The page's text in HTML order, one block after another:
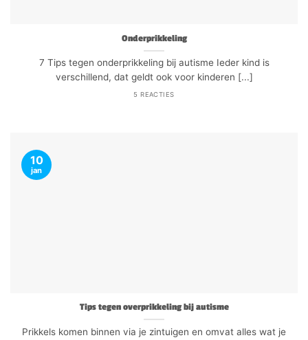
Onderprikkeling
7 Tips tegen onderprikkeling bij autisme Ieder kind is
verschillend, dat geldt ook voor kinderen [...]
5 REACTIES
Tips tegen overprikkeling bij autisme
Prikkels komen binnen via je zintuigen en omvat alles wat je
10
jan